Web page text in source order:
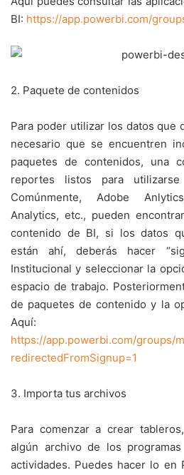
BI: https://app.powerbi.com/
2. Paquete de contenidos
Para poder utilizar los datos que
necesario que se encuentren
paquetes de contenidos, una
reportes listos para
Comúnmente, Adobe
Analytics, etc., pueden
contenido de BI, si los datos
están ahí, deberás hacer
Institucional y seleccionar la
espacio de trabajo.
de paquetes de contenido y la
Aquí:
https://app.powerbi.com/groups/
redirectedFromSignup=1
3. Importa tus archivos
Para comenzar a crear
algún archivo de los
actividades. Puedes hacer lo en